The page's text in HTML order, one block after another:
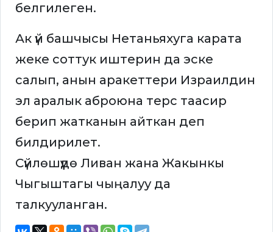
белгилеген.
Ак үй башчысы Нетаньяхуга карата
жеке соттук иштерин да эске
салып, анын аракеттери Израилдин
эл аралык аброюна терс таасир
берип жатканын айткан деп
билдирилет.
Сүйлөшүүдө Ливан жана Жакынкы
Чыгыштагы чыңалуу да
талкууланган.